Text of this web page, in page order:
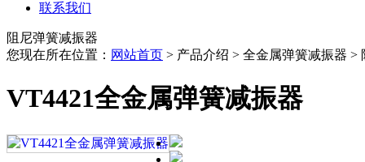
联系我们
阻尼弹簧减振器
您现在所在位置： 网站首页 > 产品介绍 > 全金属弹簧减振器 >
VT4421全金属弹簧减振器